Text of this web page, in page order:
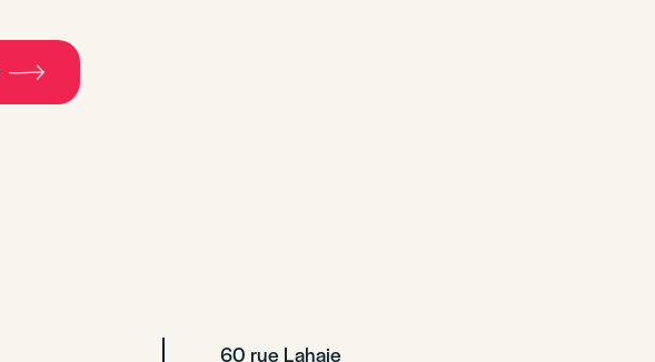
60 rue Lahaie